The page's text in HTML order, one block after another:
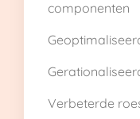
componenten
Verbeterde